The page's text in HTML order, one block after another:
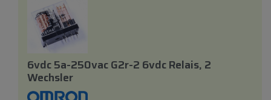
6vdc 5a-250vac G2r-2 6vdc Relais, 2
Wechsler